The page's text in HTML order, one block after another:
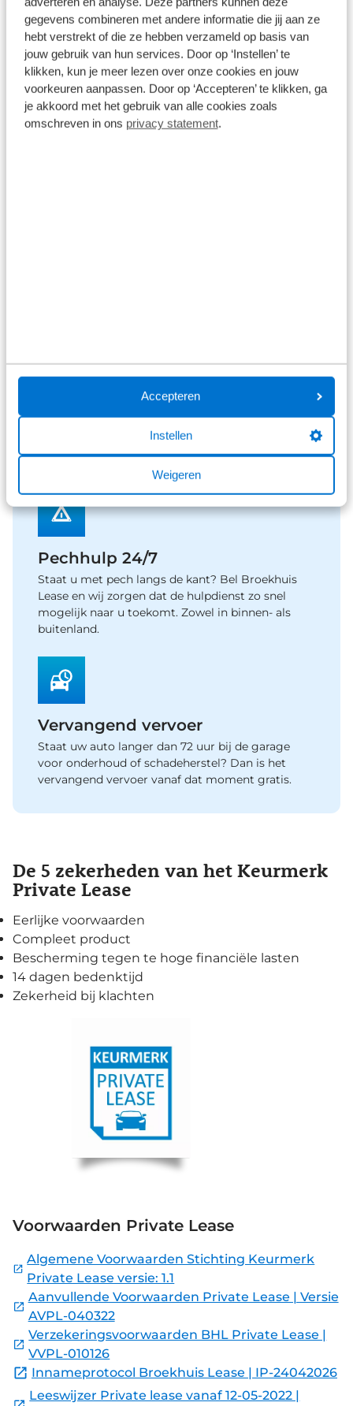
gegevens combineren met andere informatie die jij aan ze
hebt verstrekt of die ze hebben verzameld op basis van
jouw gebruik van hun services. Door op ‘Instellen’ te
klikken, kun je meer lezen over onze cookies en jouw
voorkeuren aanpassen. Door op ‘Accepteren’ te klikken, ga
je akkoord met het gebruik van alle cookies zoals
omschreven in ons privacy statement.
Accepteren
Instellen
Weigeren
Onderhoud
De auto toe aan onderhoud? Ga naar uw
dichtstbijzijnde (Broekhuis) merkdealer voor
onderhoud en meld dat de auto eigendom is van
U betaalt geen wegenbelasting. Dit is onderdeel
gebaseerd op het wegenbelastingtarief van 2026.
Pechhulp 24/7
Staat u met pech langs de kant? Bel Broekhuis
Lease en wij zorgen dat de hulpdienst zo snel
mogelijk naar u toekomt. Zowel in binnen- als
buitenland.
Vervangend vervoer
Staat uw auto langer dan 72 uur bij de garage
voor onderhoud of schadeherstel? Dan is het
vervangend vervoer vanaf dat moment gratis.
De 5 zekerheden van het Keurmerk
Private Lease
Eerlijke voorwaarden
Compleet product
Bescherming tegen te hoge financiële lasten
14 dagen bedenktijd
Zekerheid bij klachten
Voorwaarden Private Lease
Algemene Voorwaarden Stichting Keurmerk
Private Lease versie: 1.1
Aanvullende Voorwaarden Private Lease | Versie
AVPL-040322
Verzekeringsvoorwaarden BHL Private Lease |
VVPL-010126
Innameprotocol Broekhuis Lease | IP-24042026
Leeswijzer Private lease vanaf 12-05-2022 |